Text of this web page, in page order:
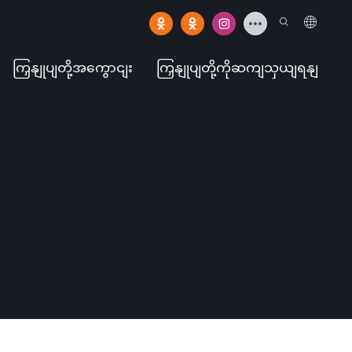
ကြှနျုပျတို့အကွောငျး ကြှနျုပျတို့ကိုဆကျသှယျရနျ